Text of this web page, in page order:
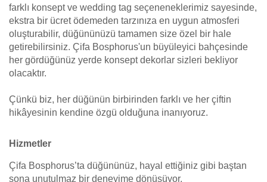
farklı konsept ve wedding tag seçeneneklerimiz sayesinde,
ekstra bir ücret ödemeden tarzınıza en uygun atmosferi
oluşturabilir, düğününüzü tamamen size özel bir hale
getirebilirsiniz. Çifa Bosphorus'un büyüleyici bahçesinde
her gördüğünüz yerde konsept dekorlar sizleri bekliyor
olacaktır.
Çünkü biz, her düğünün birbirinden farklı ve her çiftin
hikâyesinin kendine özgü olduğuna inanıyoruz.
Hizmetler
Çifa Bosphorus’ta düğününüz, hayal ettiğiniz gibi baştan
sona unutulmaz bir deneyime dönüşüyor.